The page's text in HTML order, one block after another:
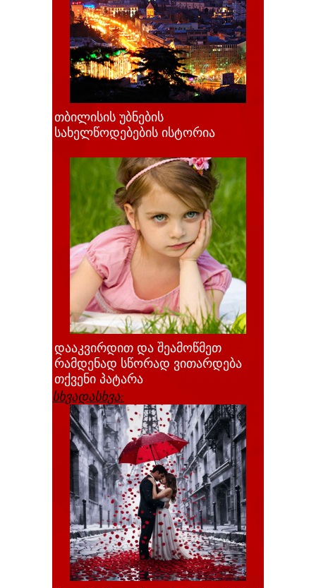
თბილისის უბნების
სახელწოდებების ისტორია
დააკვირდით და შეამოწმეთ
რამდენად სწორად ვითარდება
თქვენი პატარა
სხვადასხვა: